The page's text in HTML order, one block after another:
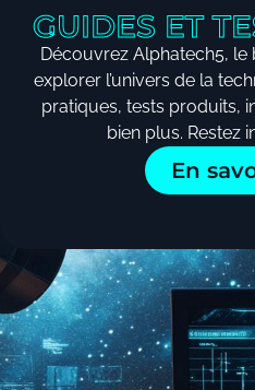
GUIDES ET
Découvrez Alphatech5,
explorer l’univers de la
pratiques, tests produits,
bien plus. Restez
En